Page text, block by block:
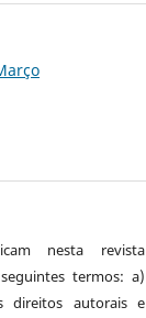
nesta revista
termos: a)
direitos autorais e